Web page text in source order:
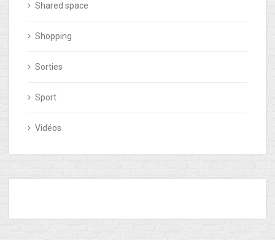
Shared space
Shopping
Sorties
Sport
Vidéos